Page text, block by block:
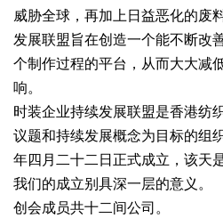
威胁全球，再加上日益恶化的废
发展联盟旨在创造一个能不断改
个制作过程的平台，从而大大减
响。
时装企业持续发展联盟是香港纺
议题和持续发展概念为目标的组
年四月二十二日正式成立，该天
我们的成立别具深一层的意义。
创会成员共十二间公司。